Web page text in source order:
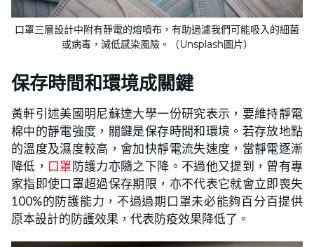
口罩三層設計中附有靜電的熔噴布，有助過濾我們可能吸入的細菌
或病毒，減低感染風險。（Unsplash圖片）
保存時間和環境成關鍵
黃軒引述美國明尼蘇達大學一份研究表示，要維持靜電
棉中的靜電強度，關鍵是保存時間和環境。若存放地點
的溫度及濕度較高，會加快靜電流失速度，當靜電逐漸
降低， 口罩防護力亦隨之下降。不過他又提到，曾有專
家指即使口罩超過保存期限，亦不代表它就會立即喪失
100%的防護能力，不過過期口罩未必能夠百分百提供
原本設計的防護效果，代表防疫效果降低了。